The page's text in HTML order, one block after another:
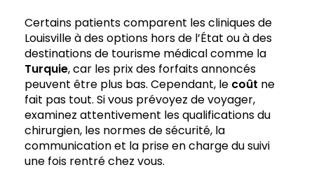
Certains patients comparent les cliniques de
Louisville à des options hors de l’État ou à des
destinations de tourisme médical comme la
Turquie, car les prix des forfaits annoncés
peuvent être plus bas. Cependant, le coût ne
fait pas tout. Si vous prévoyez de voyager,
examinez attentivement les qualifications du
chirurgien, les normes de sécurité, la
communication et la prise en charge du suivi
une fois rentré chez vous.